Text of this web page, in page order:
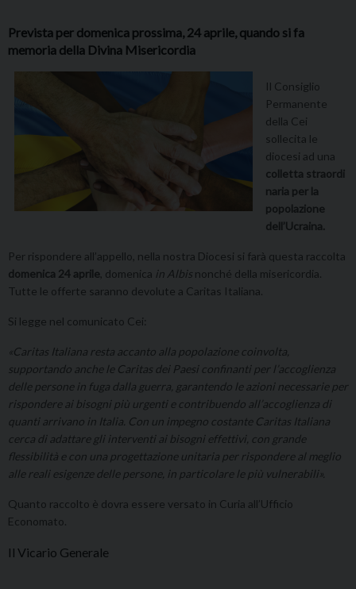
Prevista per domenica prossima, 24 aprile, quando si fa
memoria della Divina Misericordia
Il Consiglio
Permanente
della Cei
sollecita le
diocesi ad una
colletta straordi
naria per la
popolazione
dell’Ucraina.
Per rispondere all’appello, nella nostra Diocesi si farà questa raccolta
domenica 24 aprile , domenica in Albis nonché della misericordia.
Tutte le offerte saranno devolute a Caritas Italiana.
Si legge nel comunicato Cei:
«Caritas Italiana resta accanto alla popolazione coinvolta,
supportando anche le Caritas dei Paesi confinanti per l’accoglienza
delle persone in fuga dalla guerra, garantendo le azioni necessarie per
rispondere ai bisogni più urgenti e contribuendo all’accoglienza di
quanti arrivano in Italia. Con un impegno costante Caritas Italiana
cerca di adattare gli interventi ai bisogni effettivi, con grande
flessibilità e con una progettazione unitaria per rispondere al meglio
alle reali esigenze delle persone, in particolare le più vulnerabili».
Quanto raccolto è dovra essere versato in Curia all’Ufficio
Economato.
Il Vicario Generale